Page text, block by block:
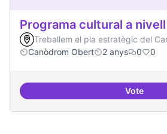
Programa cultural a
Treballem el pla estratègic del
Canòdrom Obert
2 anys 0 0
Vote